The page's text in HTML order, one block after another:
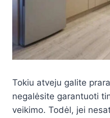
Tokiu atveju galite
negalėsite garantuoti
veikimo. Todėl, jei